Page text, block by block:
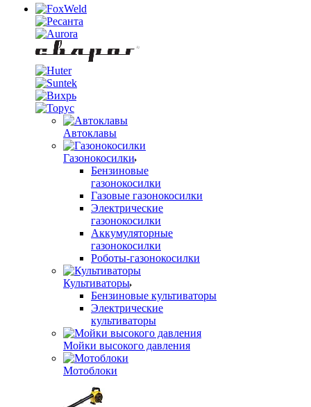
Автоклавы
Газонокосилки
Бензиновые
газонокосилки
Газовые газонокосилки
Электрические
газонокосилки
Аккумуляторные
газонокосилки
Роботы-газонокосилки
Культиваторы
Бензиновые культиваторы
Электрические
культиваторы
Мойки высокого давления
Мотоблоки